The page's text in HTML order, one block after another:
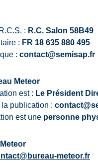
R.C.S. : R.C. Salon 58B49
: FR 18 635 880 495
: contact@semisap.fr
Meteor
est : Le Président
publication :
est une personne
meteor.fr